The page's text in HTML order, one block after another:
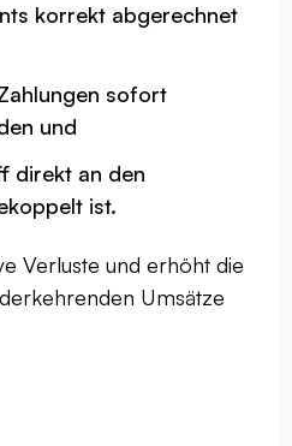
korrekt abgerechnet
sofort
und
direkt an den
ist.
Verluste und erhöht die
Umsätze